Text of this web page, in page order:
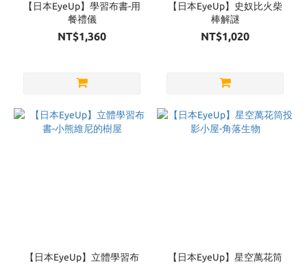
【日本EyeUp】學習布書-用
餐禮儀
NT$1,360
【日本EyeUp】史奴比火柴
棒解謎
NT$1,020
【日本EyeUp】立體學習布
【日本EyeUp】星空萬花筒